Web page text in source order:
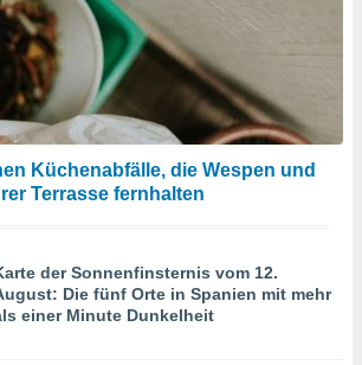
Küchenabfälle, die Wespen und
Terrasse fernhalten
der Sonnenfinsternis vom 12.
Die fünf Orte in Spanien mit mehr
einer Minute Dunkelheit